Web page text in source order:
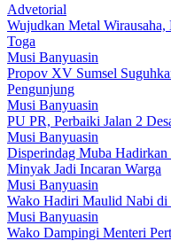
Advetorial
Wujudkan Metal
Toga
Musi Banyuasin
Propov XV Sumsel
Pengunjung
Musi Banyuasin
PU PR, Perbaiki Jalan 2
Musi Banyuasin
Disperindag Muba
Minyak Jadi Incaran Warga
Musi Banyuasin
Wako Hadiri Maulid Nabi di
Musi Banyuasin
Wako Dampingi Menteri